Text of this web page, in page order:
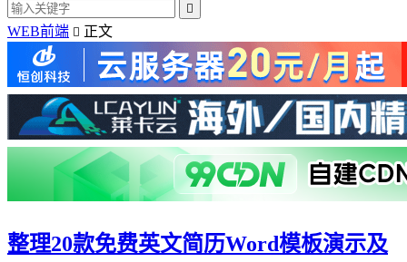

WEB前端  正文
整理20款免费英文简历Word模板演示及